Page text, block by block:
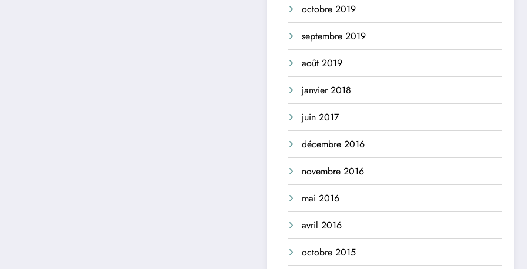
octobre 2019
septembre 2019
août 2019
janvier 2018
juin 2017
décembre 2016
novembre 2016
mai 2016
avril 2016
octobre 2015